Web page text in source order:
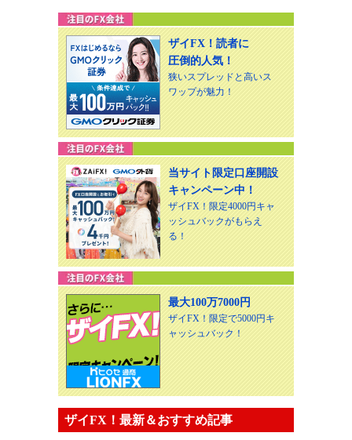
ザイFX！読者に
圧倒的人気！
狭いスプレッドと高いス
ワップが魅力！
当サイト限定口座開設
キャンペーン中！
ザイFX！限定4000円キャ
ッシュバックがもらえ
る！
最大100万7000円
ザイFX！限定で5000円キ
ャッシュバック！
ザイFX！最新＆おすすめ記事